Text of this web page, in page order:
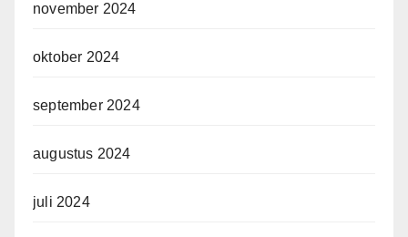
november 2024
oktober 2024
september 2024
augustus 2024
juli 2024